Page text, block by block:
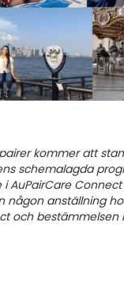
kommer att
schemalagda
anställning
och